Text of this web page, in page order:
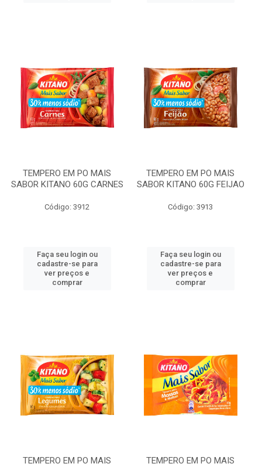
TEMPERO EM PO MAIS
SABOR KITANO 60G CARNES
Código: 3912
Faça seu login ou
cadastre-se para
ver preços e
comprar
TEMPERO EM PO MAIS
SABOR KITANO 60G FEIJAO
Código: 3913
Faça seu login ou
cadastre-se para
ver preços e
comprar
TEMPERO EM PO MAIS
TEMPERO EM PO MAIS